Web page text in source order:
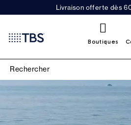
Livraison offerte dès
Boutiques